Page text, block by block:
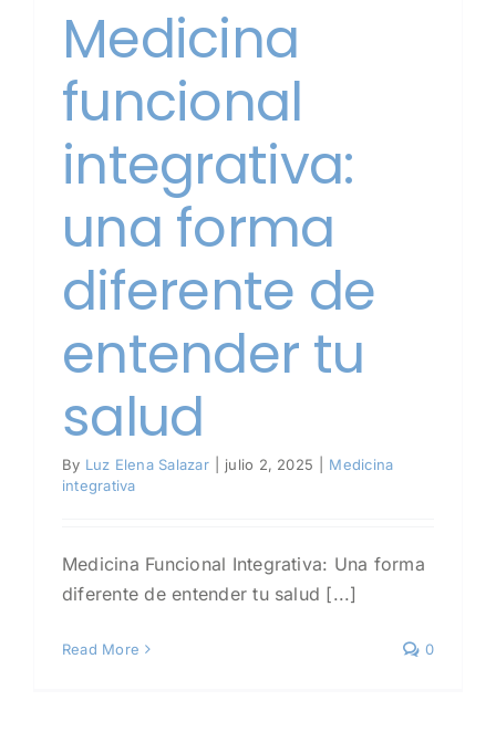
Medicina
funcional
integrativa:
una forma
diferente de
entender tu
salud
By Luz Elena Salazar julio 2, 2025
Medicina
integrativa
Medicina Funcional Integrativa: Una forma
diferente de entender tu salud [...]
Read More 0